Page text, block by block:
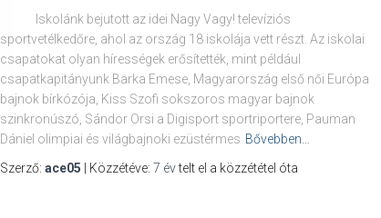
Iskolánk bejutott az idei Nagy Vagy! televíziós
sportvetélkedőre, ahol az ország 18 iskolája vett részt. Az iskolai
csapatokat olyan hírességek erősítették, mint például
csapatkapitányunk Barka Emese, Magyarország első női Európa
bajnok bírkózója, Kiss Szofi sokszoros magyar bajnok
szinkronúszó, Sándor Orsi a Digisport sportriportere, Pauman
Dániel olimpiai és világbajnoki ezüstérmes Bővebben…
Szerző: ace05 | Közzétéve: 7 évtelt el a közzététel óta